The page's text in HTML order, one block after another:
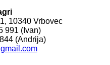
10340 Vrbovec
991 (Ivan)
(Andrija)